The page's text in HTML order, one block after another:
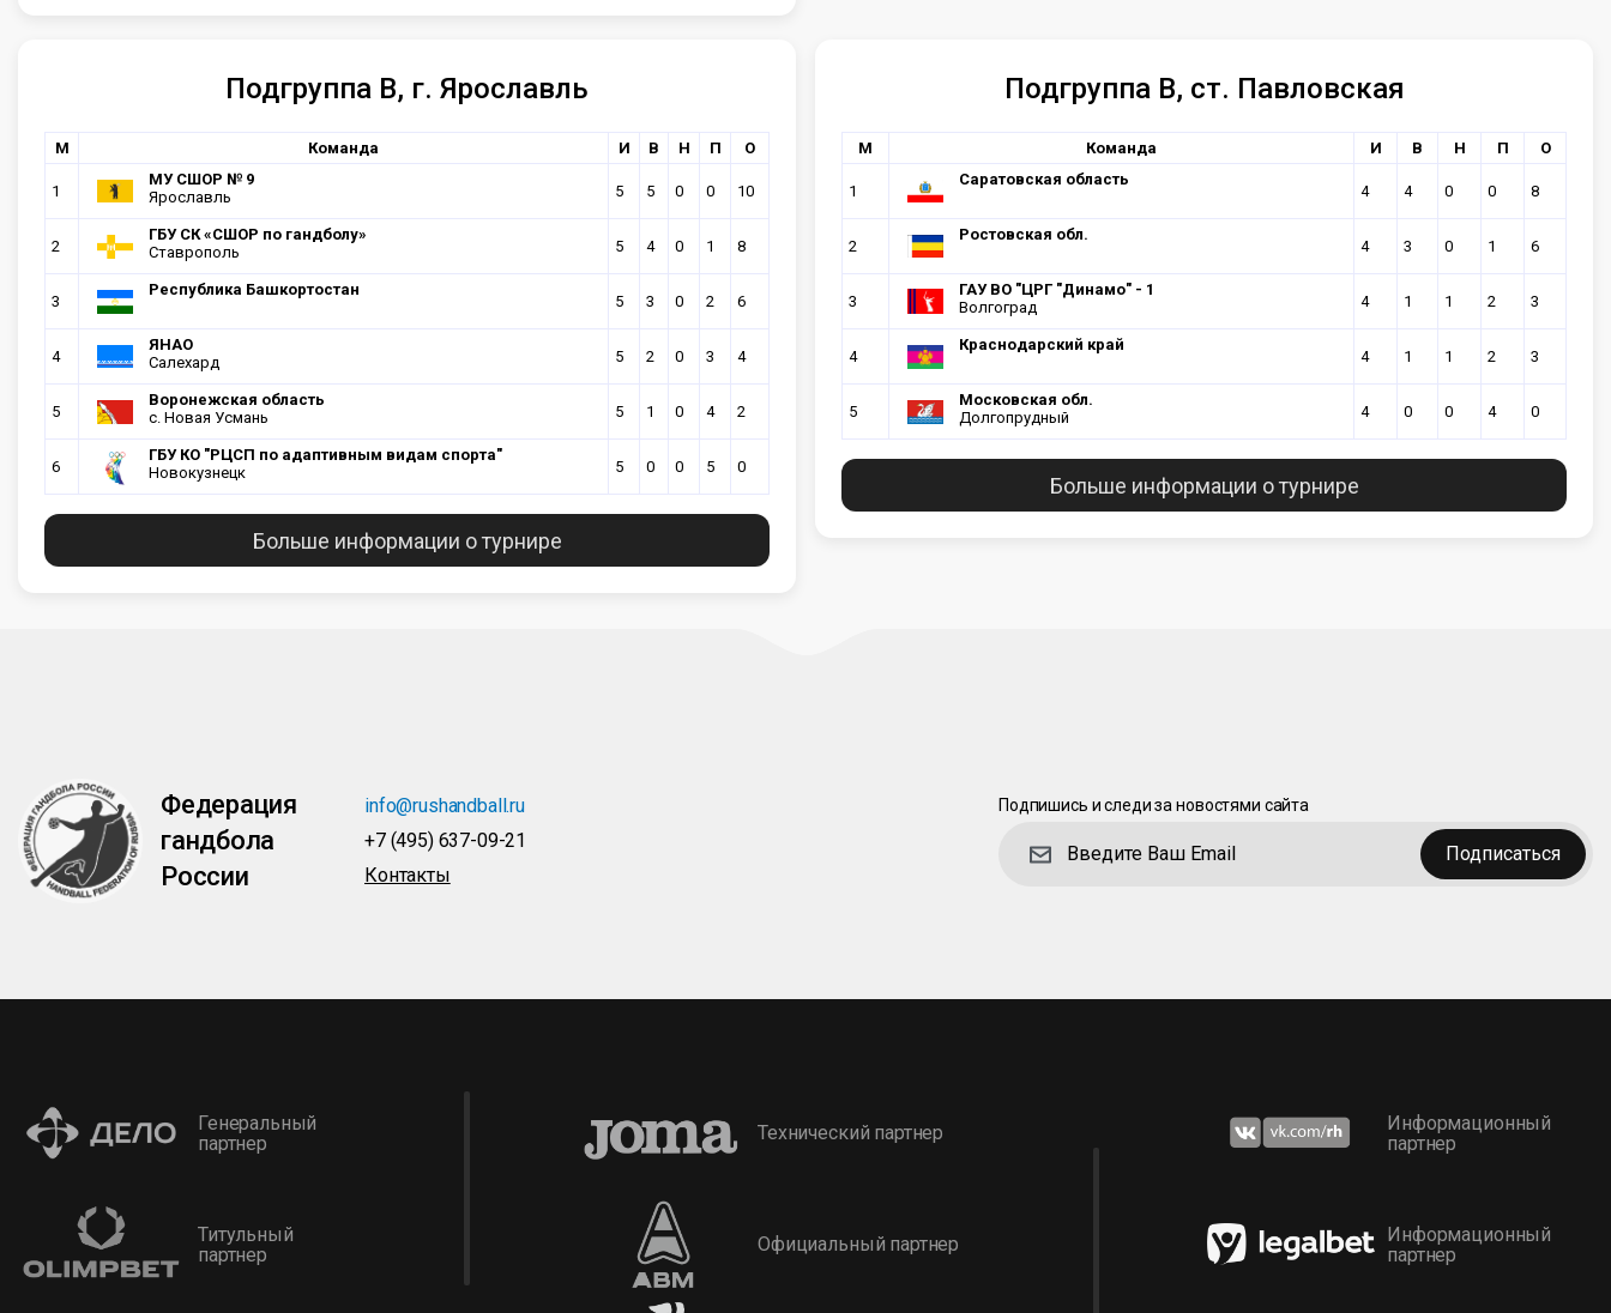
Подгруппа В, г. Ярославль
М Команда И В Н П О
1
МУ СШОР № 9
Ярославль
5 5 0 0 10
2
ГБУ СК «СШОР по гандболу»
Ставрополь
5 4 0 1 8
3
Республика Башкортостан
5 3 0 2 6
4
ЯНАО
Салехард
5 2 0 3 4
5
Воронежская область
с. Новая Усмань
5 1 0 4 2
6
ГБУ КО "РЦСП по адаптивным видам спорта"
Новокузнецк
5 0 0 5 0
Больше информации о турнире
Подгруппа В, ст. Павловская
М Команда И В Н П О
1
Саратовская область
4 4 0 0 8
2
Ростовская обл.
4 3 0 1 6
3
ГАУ ВО "ЦРГ "Динамо" - 1
Волгоград
4 1 1 2 3
4
Краснодарский край
4 1 1 2 3
5
Московская обл.
Долгопрудный
4 0 0 4 0
Больше информации о турнире
Федерация
гандбола
России
info@rushandball.ru
+7 (495) 637-09-21
Контакты
Подпишись и следи за новостями сайта
Подписаться
Генеральный
партнер
Титульный
партнер
Технический партнер
Официальный партнер
Информационный
партнер
Информационный
партнер